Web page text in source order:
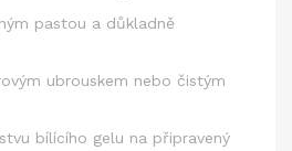
pastou a důkladně
ubrouskem nebo čistým
bílícího gelu na připravený